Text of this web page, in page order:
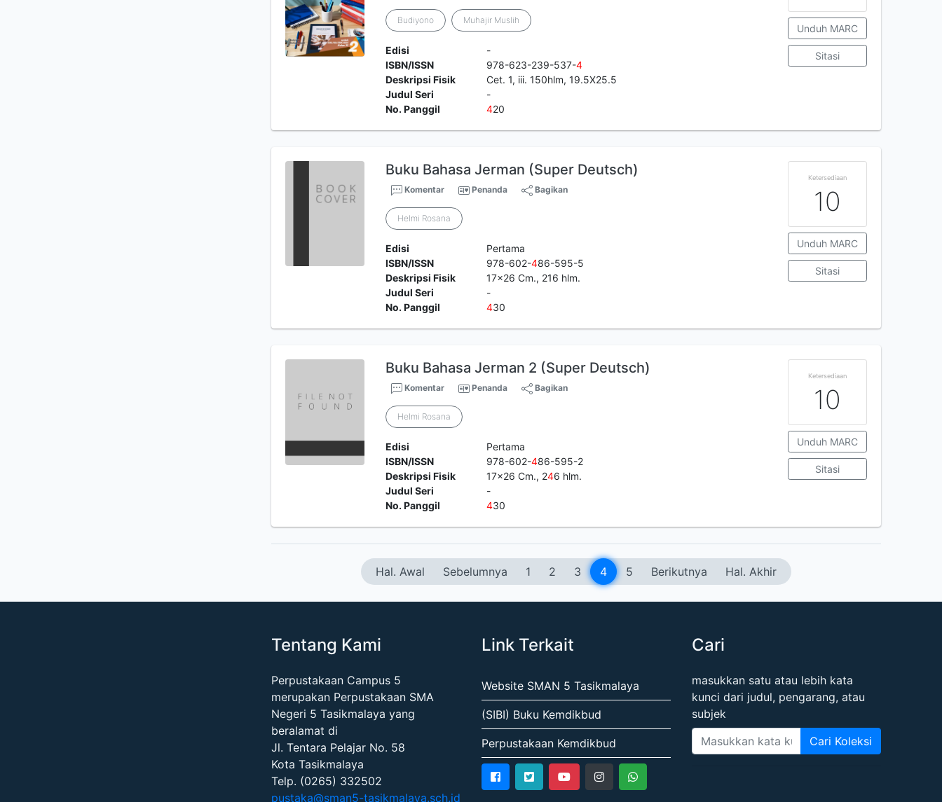
Budiyono Muhajir Muslih
Edisi
-
ISBN/ISSN
978-623-239-537-4
Deskripsi Fisik
Cet. 1, iii. 150hlm, 19.5X25.5
Judul Seri
-
No. Panggil
420
Unduh MARC
Sitasi
Buku Bahasa Jerman (Super Deutsch)
Komentar Penanda Bagikan
Helmi Rosana
Edisi
Pertama
ISBN/ISSN
978-602-486-595-5
Deskripsi Fisik
17x26 Cm., 216 hlm.
Judul Seri
-
No. Panggil
430
Ketersediaan
10
Unduh MARC
Sitasi
Buku Bahasa Jerman 2 (Super Deutsch)
Komentar Penanda Bagikan
Helmi Rosana
Edisi
Pertama
ISBN/ISSN
978-602-486-595-2
Deskripsi Fisik
17x26 Cm., 246 hlm.
Judul Seri
-
No. Panggil
430
Ketersediaan
10
Unduh MARC
Sitasi
Hal. Awal Sebelumnya 1 2 3 4 5 Berikutnya Hal. Akhir
Tentang Kami
Perpustakaan Campus 5
merupakan Perpustakaan SMA
Negeri 5 Tasikmalaya yang
beralamat di
Jl. Tentara Pelajar No. 58
Kota Tasikmalaya
Telp. (0265) 332502
pustaka@sman5-tasikmalaya.sch.id
Link Terkait
Website SMAN 5 Tasikmalaya
(SIBI) Buku Kemdikbud
Perpustakaan Kemdikbud
Cari
masukkan satu atau lebih kata
kunci dari judul, pengarang, atau
subjek
Cari Koleksi